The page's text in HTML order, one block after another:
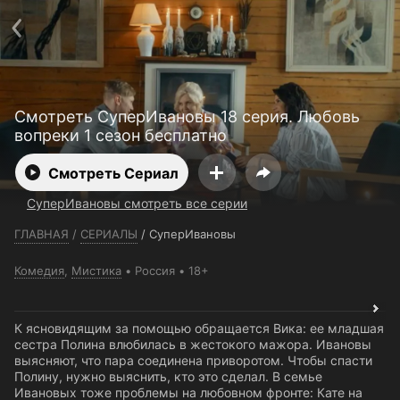
Смотреть СуперИвановы 18 серия. Любовь
вопреки 1 сезон бесплатно
Смотреть Сериал
СуперИвановы смотреть все серии
ГЛАВНАЯ / СЕРИАЛЫ / СуперИвановы
Комедия Мистика Россия 18+
К ясновидящим за помощью обращается Вика: ее младшая
сестра Полина влюбилась в жестокого мажора. Ивановы
выясняют, что пара соединена приворотом. Чтобы спасти
Полину, нужно выяснить, кто это сделал. В семье
Ивановых тоже проблемы на любовном фронте: Кате на
Телефон поддержки: +7 (727) 323 10 92
Пользовательское соглашение
Политика конфиденциальности
Открыть приложение
Ввести промокод